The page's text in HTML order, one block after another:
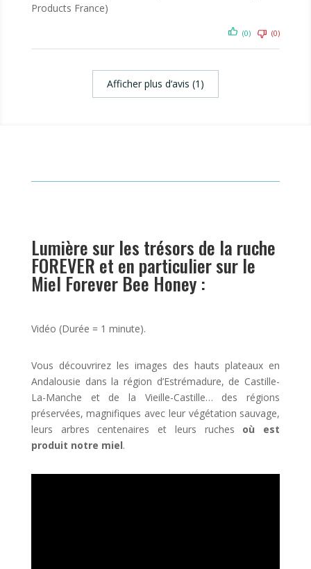
Products France)
(0) (0)
Afficher plus d‘avis (1)
Lumière sur les trésors de la ruche
FOREVER et en particulier sur le
Miel Forever Bee Honey :
Vidéo (Durée = 1 minute).
Vous découvrirez les images des hauts plateaux en
Andalousie dans la région d’Estrémadure, de Castille-
La-Manche et de la Vieille-Castille… des régions
préservées, magnifiques avec leur végétation sauvage,
leurs arbres centenaires et leurs ruches où est
produit notre miel.